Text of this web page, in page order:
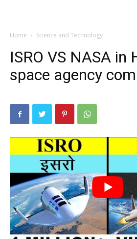
Home Science and Technology
ISRO VS NASA in
space agency